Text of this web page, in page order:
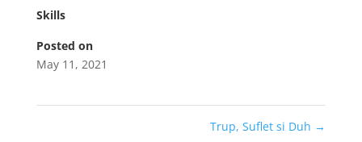
Skills
Posted on
May 11, 2021
Trup, Suflet si Duh →